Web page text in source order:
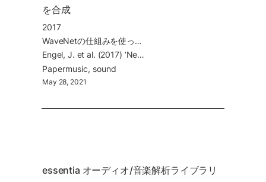
を合成
2017
WaveNetの仕組みを使ったAutoencoderで、楽器の音の時間方向の変化も含めて、潜在空間にマッピング → 潜在ベクトルから楽器の音を合成する。この研究で使った多数の楽器の音を集めたデータセット NSynth を合わせて公開。
Engel, J. et al. (2017) ‘Neural Audio Synthesis of Musical Notes with WaveNet Autoencoders’. Available
Papermusic sound
May 28, 2021
essentia オーディオ/音楽解析ライブラリ